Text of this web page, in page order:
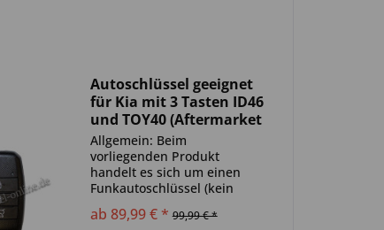
Autoschlüssel geeignet
für Kia mit 3 Tasten ID46
und TOY40 (Aftermarket
Produkt)
Allgemein: Beim
vorliegenden Produkt
handelt es sich um einen
Funkautoschlüssel (kein
Original). Es ist eine
Wegfahrsperre
ab 89,99 € * 99,99 € *